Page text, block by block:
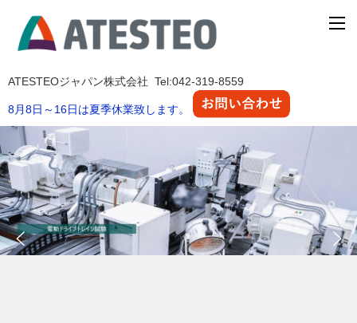
ATESTEOジャパン株式会社 Tel:042-319-8559
8月8日～16日は夏季休業致します。